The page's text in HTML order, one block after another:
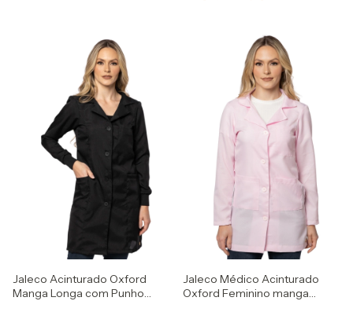
Jaleco Acinturado Oxford
Manga Longa com Punho
Jaleco Médico Acinturado
Oxford Feminino manga